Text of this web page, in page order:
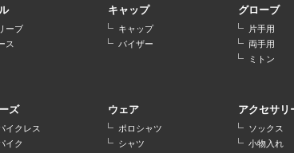
ーブ
ス
キャップ
キャップ
バイザー
グローブ
片手用
両手用
ミトン
ズ
イクレス
イク
ウェア
ポロシャツ
シャツ
アクセサリ
ソックス
小物入れ